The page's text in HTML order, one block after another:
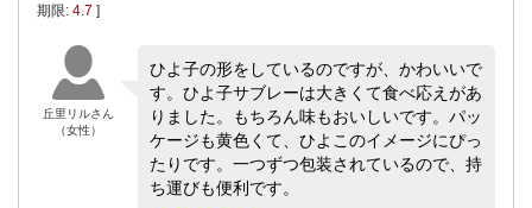
期限: 4.7 ]
丘里リルさん
（女性）
ひよ子の形をしているのですが、かわいいで
す。ひよ子サブレーは大きくて食べ応えがあ
りました。もちろん味もおいしいです。パッ
ケージも黄色くて、ひよこのイメージにぴっ
たりです。一つずつ包装されているので、持
ち運びも便利です。